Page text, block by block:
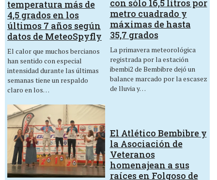
temperatura más de
4,5 grados en los
últimos 7 años según
datos de MeteoSpyfly
El calor que muchos bercianos
han sentido con especial
intensidad durante las últimas
semanas tiene un respaldo
claro en los…
con sólo 16,5 litros por
metro cuadrado y
máximas de hasta
35,7 grados
La primavera meteorológica
registrada por la estación
ibembi2 de Bembibre dejó un
balance marcado por la escasez
de lluvia y…
El Atlético Bembibre y
la Asociación de
Veteranos
homenajean a sus
raíces en Folgoso de